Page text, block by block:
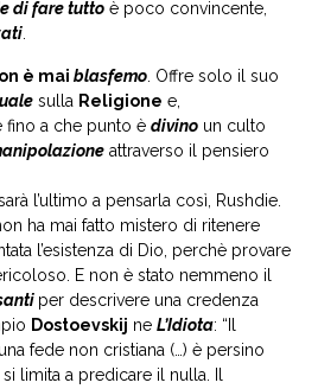
di fare tutto è poco convincente,
è mai blasfemo . Offre solo il suo
sulla Religione e,
fino a che punto è divino un culto
attraverso il pensiero
l’ultimo a pensarla così, Rushdie.
ha mai fatto mistero di ritenere
l’esistenza di Dio, perchè provare
E non è stato nemmeno il
per descrivere una credenza
Dostoevskij ne L’Idiota: “Il
fede non cristiana (…) è persino
limita a predicare il nulla. Il